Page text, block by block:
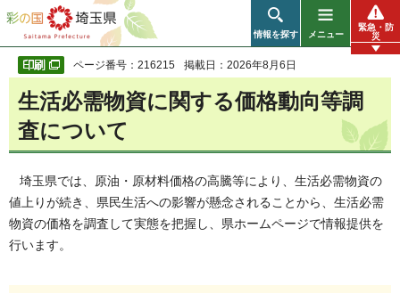
彩の国 埼玉県
情報を探す メニュー
緊急・防
災
ページ番号：216215 掲載日：2026年8月6日
生活必需物資に関する価格動向等調
査について
埼玉県では、原油・原材料価格の高騰等により、生活必需物資の
値上りが続き、県民生活への影響が懸念されることから、生活必需
物資の価格を調査して実態を把握し、県ホームページで情報提供を
行います。